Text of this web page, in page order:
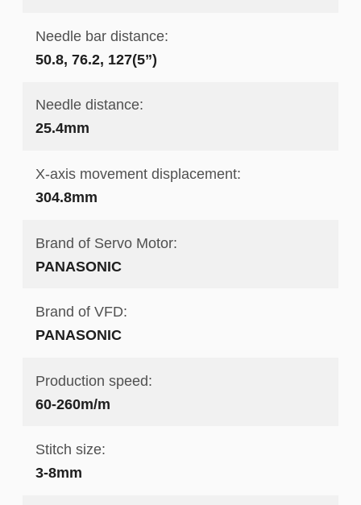
Needle bar distance:
50.8, 76.2, 127(5”)
Needle distance:
25.4mm
X-axis movement displacement:
304.8mm
Brand of Servo Motor:
PANASONIC
Brand of VFD:
PANASONIC
Production speed:
60-260m/m
Stitch size:
3-8mm